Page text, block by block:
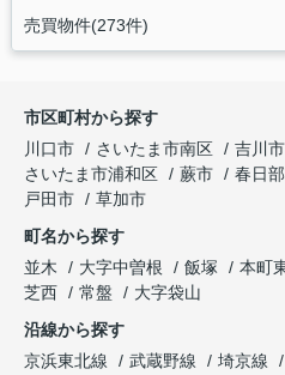
売買物件(273件)
市区町村から探す
川口市
さいたま市南区 吉川市
さいたま市浦和区
蕨市 春日
戸田市
草加市
町名から探す
並木
大字中曽根 飯塚 本町
芝西
常盤
大字袋山
沿線から探す
京浜東北線
武蔵野線 埼京線